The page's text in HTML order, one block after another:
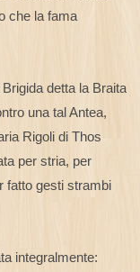
che la fama
detta la Braita
una tal Antea,
Rigoli di Thos
per stria, per
fatto gesti strambi
integralmente: